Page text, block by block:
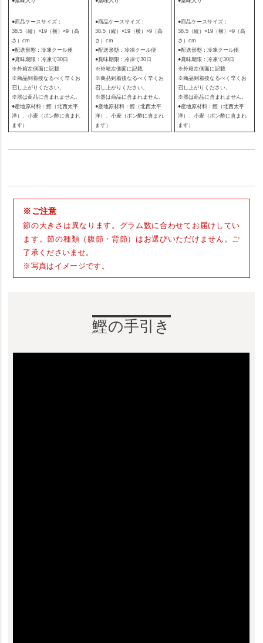
●商品ケースサイズ：
38.5（縦） ×19（横）×9（高
さ）cm
●配送形態：冷凍クール便
●賞味期限：冷凍で30日
※外箱左側面に記載
※商品到着後なるべく早くお
召し上がりください。
※器は商品に含まれません。
●産地原材料：鰹（北西太平
洋）、小麦（ポン酢に含まれ
ます）
●商品ケースサイズ：
38.5（縦） ×19（横）×9（高
さ）cm
●配送形態：冷凍クール便
●賞味期限：冷凍で30日
※外箱左側面に記載
※商品到着後なるべく早くお
召し上がりください。
※器は商品に含まれません。
●産地原材料：鰹（北西太平
洋）、小麦（ポン酢に含まれ
ます）
●商品ケースサイズ：
38.5（縦） ×19（横）×9（高
さ）cm
●配送形態：冷凍クール便
●賞味期限：冷凍で30日
※外箱左側面に記載
※商品到着後なるべく早くお
召し上がりください。
※器は商品に含まれません。
●産地原材料：鰹（北西太平
洋）、小麦（ポン酢に含まれ
ます）
※ご注意
節の大きさは異なります。グラム数に合わせてお届けしてい
ます。節の種類（腹節・背節）はお選びいただけません。ご
了承くださいませ。
※写真はイメージです。
鰹の手引き